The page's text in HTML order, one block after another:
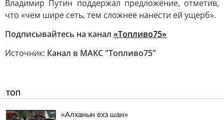
Владимир Путин поддержал предложение, отметив,
что «чем шире сеть, тем сложнее нанести ей ущерб».
Подписывайтесь на канал «Топливо75»
Источник: Канал в МАКС "Топливо75"
ТОП
«Алханын ехэ шан»